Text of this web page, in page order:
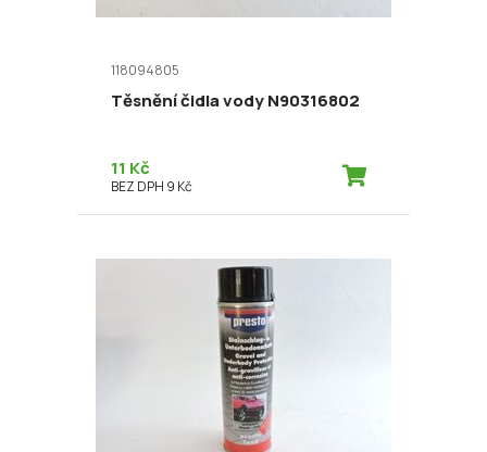
118094805
Těsnění čidla vody N90316802
11 Kč
BEZ DPH 9 Kč